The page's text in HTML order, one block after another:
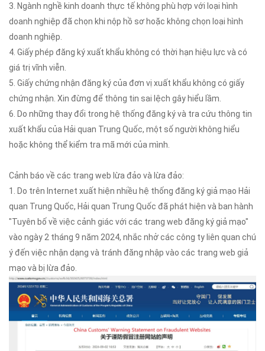
3. Ngành nghề kinh doanh thực tế không phù hợp với loại hình
doanh nghiệp đã chọn khi nộp hồ sơ hoặc không chọn loại hình
doanh nghiệp.
4. Giấy phép đăng ký xuất khẩu không có thời hạn hiệu lực và có
giá trị vĩnh viễn.
5. Giấy chứng nhận đăng ký của đơn vị xuất khẩu không có giấy
chứng nhận. Xin đừng để thông tin sai lệch gây hiểu lầm.
6. Do những thay đổi trong hệ thống đăng ký và tra cứu thông tin
xuất khẩu của Hải quan Trung Quốc, một số người không hiểu
hoặc không thể kiểm tra mã mới của mình.
Cảnh báo về các trang web lừa đảo và lừa đảo:
1. Do trên Internet xuất hiện nhiều hệ thống đăng ký giả mạo Hải
quan Trung Quốc, Hải quan Trung Quốc đã phát hiện và ban hành
"Tuyên bố về việc cảnh giác với các trang web đăng ký giả mạo"
vào ngày 2 tháng 9 năm 2024, nhắc nhở các công ty liên quan chú
ý đến việc nhận dạng và tránh đăng nhập vào các trang web giả
mạo và bị lừa đảo.